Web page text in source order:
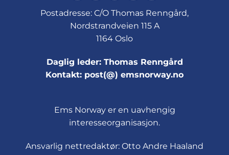
Postadresse: C/O Thomas Renngård,
Nordstrandveien 115 A
1164 Oslo
Daglig leder: Thomas Renngård
Kontakt: post(@) emsnorway.no
Ems Norway er en uavhengig
interesseorganisasjon.
Ansvarlig nettredaktør: Otto Andre Haaland